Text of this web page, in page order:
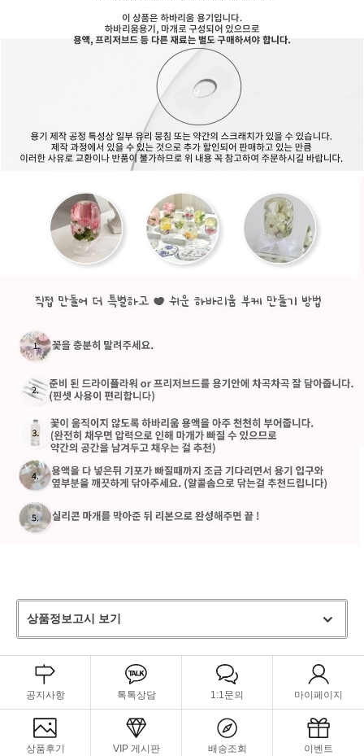
상품정보고시 보기
공지사항 톡톡상담 1:1문의 마이페이지
상품후기 VIP 게시판 배송조회 이벤트